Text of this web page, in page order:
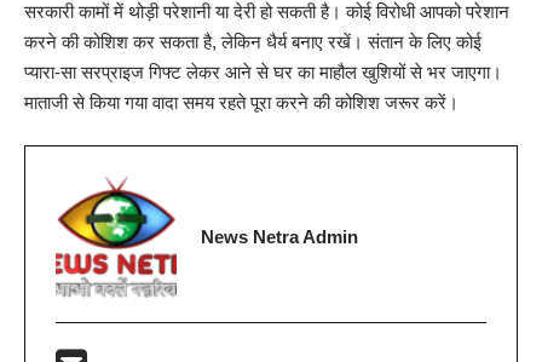
सरकारी कामों में थोड़ी परेशानी या देरी हो सकती है। कोई विरोधी आपको परेशान
करने की कोशिश कर सकता है, लेकिन धैर्य बनाए रखें। संतान के लिए कोई
प्यारा-सा सरप्राइज गिफ्ट लेकर आने से घर का माहौल खुशियों से भर जाएगा।
माताजी से किया गया वादा समय रहते पूरा करने की कोशिश जरूर करें।
News Netra Admin